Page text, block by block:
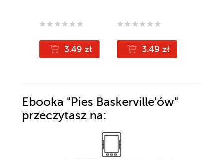
3.49 zł 3.49 zł
Ebooka "Pies Baskerville'ów"
przeczytasz na: